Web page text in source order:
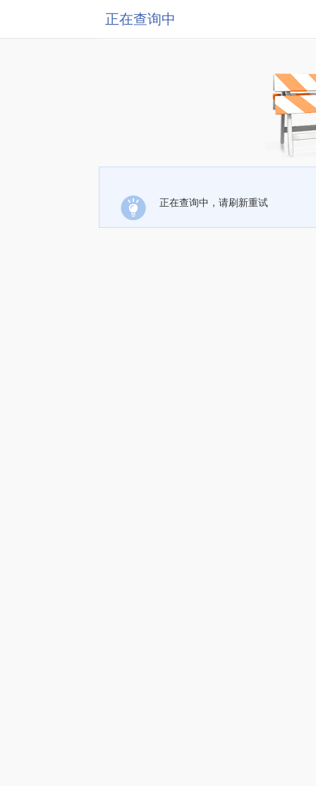
正在查询中
正在查询中，请刷新重试